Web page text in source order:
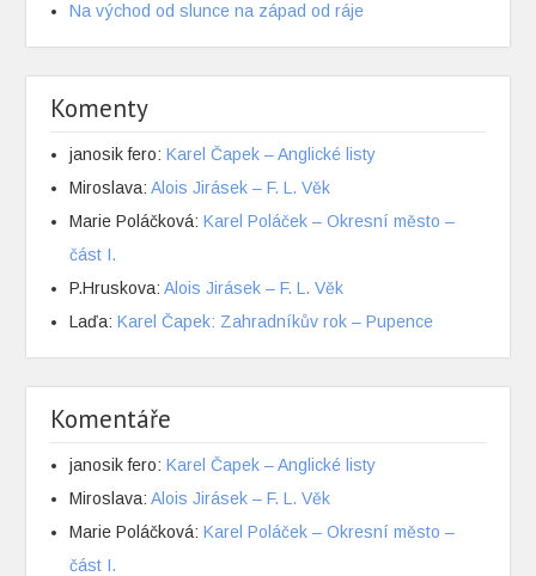
Na východ od slunce na západ od ráje
Komenty
janosik fero:Karel Čapek – Anglické listy
Miroslava:Alois Jirásek – F. L. Věk
Marie Poláčková:Karel Poláček – Okresní město –
část I.
P.Hruskova:Alois Jirásek – F. L. Věk
Laďa:Karel Čapek: Zahradníkův rok – Pupence
Komentáře
janosik fero:Karel Čapek – Anglické listy
Miroslava:Alois Jirásek – F. L. Věk
Marie Poláčková:Karel Poláček – Okresní město –
část I.